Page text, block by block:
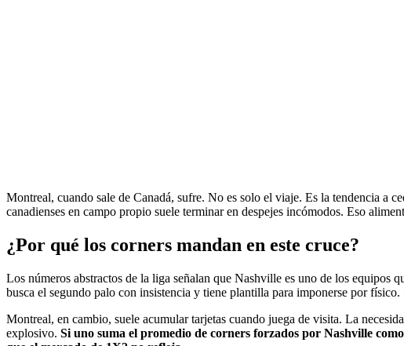
Montreal, cuando sale de Canadá, sufre. No es solo el viaje. Es la tendencia a
canadienses en campo propio suele terminar en despejes incómodos. Eso
¿Por qué los corners mandan en este cruce?
Los números abstractos de la liga señalan que Nashville es uno de los equipos
busca el segundo palo con insistencia y tiene plantilla para imponerse por
Montreal, en cambio, suele acumular tarjetas cuando juega de visita. La
explosivo. Si uno suma el promedio de corners forzados por Nashville